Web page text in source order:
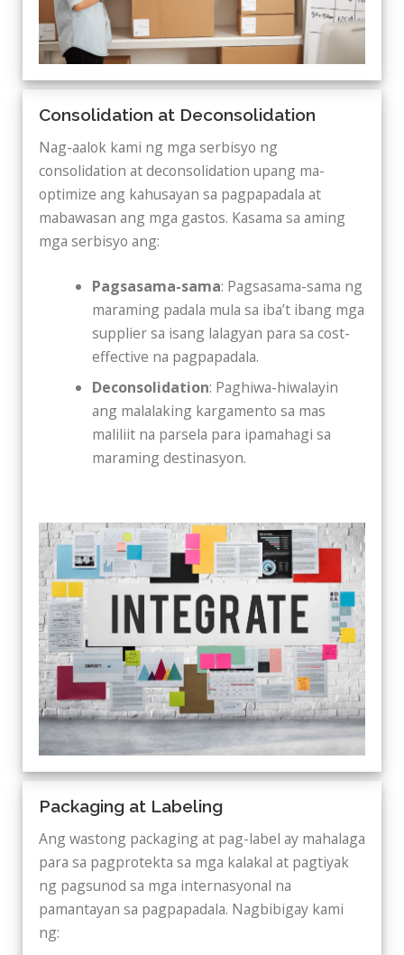
Consolidation at Deconsolidation
Nag-aalok kami ng mga serbisyo ng
consolidation at deconsolidation upang ma-
optimize ang kahusayan sa pagpapadala at
mabawasan ang mga gastos. Kasama sa aming
mga serbisyo ang:
Pagsasama-sama: Pagsasama-sama ng
maraming padala mula sa iba’t ibang mga
supplier sa isang lalagyan para sa cost-
effective na pagpapadala.
Deconsolidation: Paghiwa-hiwalayin
ang malalaking kargamento sa mas
maliliit na parsela para ipamahagi sa
maraming destinasyon.
Packaging at Labeling
Ang wastong packaging at pag-label ay mahalaga
para sa pagprotekta sa mga kalakal at pagtiyak
ng pagsunod sa mga internasyonal na
pamantayan sa pagpapadala. Nagbibigay kami
ng: